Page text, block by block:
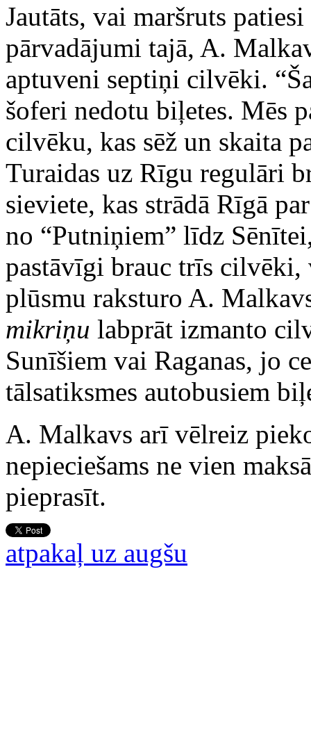
Jautāts, vai maršruts
pārvadājumi tajā, A.
aptuveni septiņi cilvēki.
šoferi nedotu biļetes. Mēs
cilvēku, kas sēž un skaita
Turaidas uz Rīgu regulāri
sieviete, kas strādā Rīgā
no “Putniņiem” līdz
pastāvīgi brauc trīs cilvēki,
plūsmu raksturo A.
mikriņu labprāt izmanto
Sunīšiem vai Raganas, jo
tālsatiksmes autobusiem
A. Malkavs arī vēlreiz
nepieciešams ne vien
pieprasīt.
atpakaļ uz augšu